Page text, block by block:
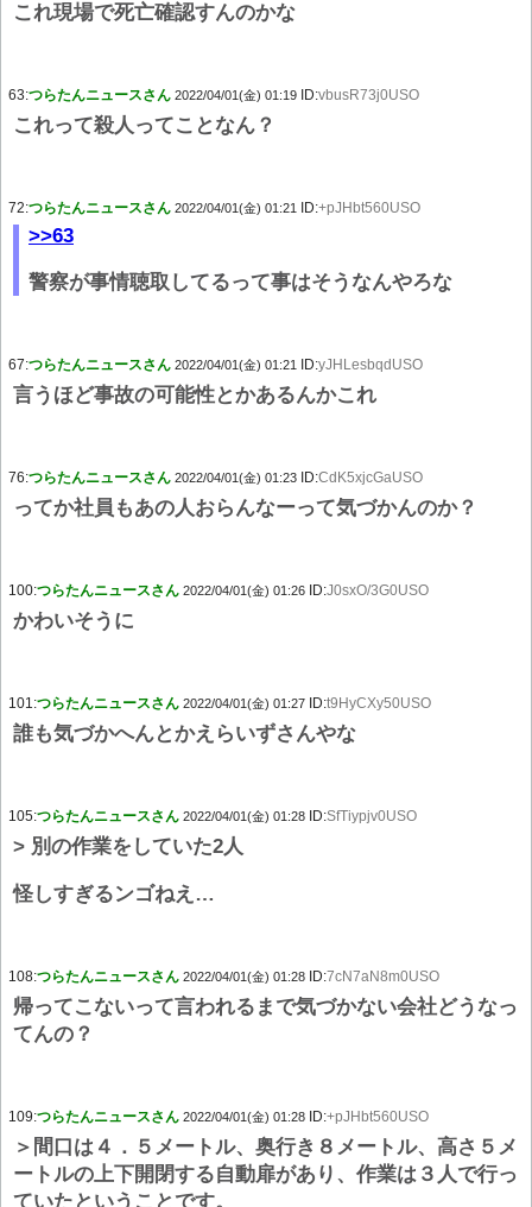
これ現場で死亡確認すんのかな
63:つらたんニュースさん 2022/04/01(金) 01:19 ID:vbusR73j0USO
これって殺人ってことなん？
72:つらたんニュースさん 2022/04/01(金) 01:21 ID:+pJHbt560USO
>>63
警察が事情聴取してるって事はそうなんやろな
67:つらたんニュースさん 2022/04/01(金) 01:21 ID:yJHLesbqdUSO
言うほど事故の可能性とかあるんかこれ
76:つらたんニュースさん 2022/04/01(金) 01:23 ID:CdK5xjcGaUSO
ってか社員もあの人おらんなーって気づかんのか？
100:つらたんニュースさん 2022/04/01(金) 01:26 ID:J0sxO/3G0USO
かわいそうに
101:つらたんニュースさん 2022/04/01(金) 01:27 ID:t9HyCXy50USO
誰も気づかへんとかえらいずさんやな
105:つらたんニュースさん 2022/04/01(金) 01:28 ID:SfTiypjv0USO
> 別の作業をしていた2人
怪しすぎるンゴねえ…
108:つらたんニュースさん 2022/04/01(金) 01:28 ID:7cN7aN8m0USO
帰ってこないって言われるまで気づかない会社どうなっ
てんの？
109:つらたんニュースさん 2022/04/01(金) 01:28 ID:+pJHbt560USO
＞間口は４．５メートル、奥行き８メートル、高さ５メ
ートルの上下開閉する自動扉があり、作業は３人で行っ
ていたということです。